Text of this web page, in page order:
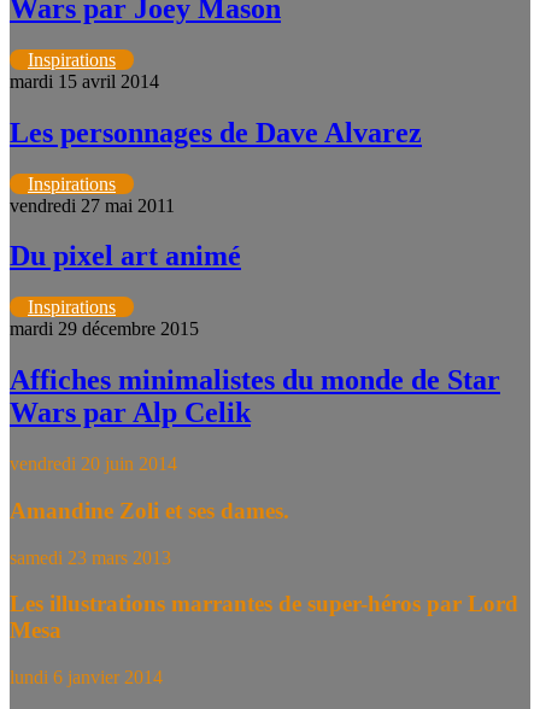
Wars par Joey Mason
Inspirations
mardi 15 avril 2014
Les personnages de Dave Alvarez
Inspirations
vendredi 27 mai 2011
Du pixel art animé
Inspirations
mardi 29 décembre 2015
Affiches minimalistes du monde de Star
Wars par Alp Celik
vendredi 20 juin 2014
Amandine Zoli et ses dames.
samedi 23 mars 2013
Les illustrations marrantes de super-héros par Lord
Mesa
lundi 6 janvier 2014